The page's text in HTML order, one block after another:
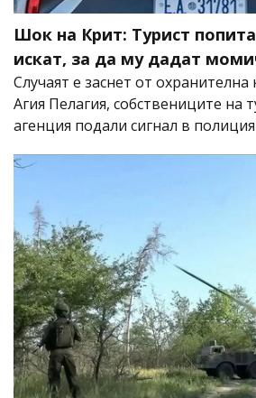
Шок на Крит: Турист
искат, за да му дадат
Случаят е заснет от
Агия Пелагия, собствениците на
агенция подали сигнал в